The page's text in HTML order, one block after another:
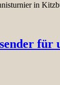
in
für